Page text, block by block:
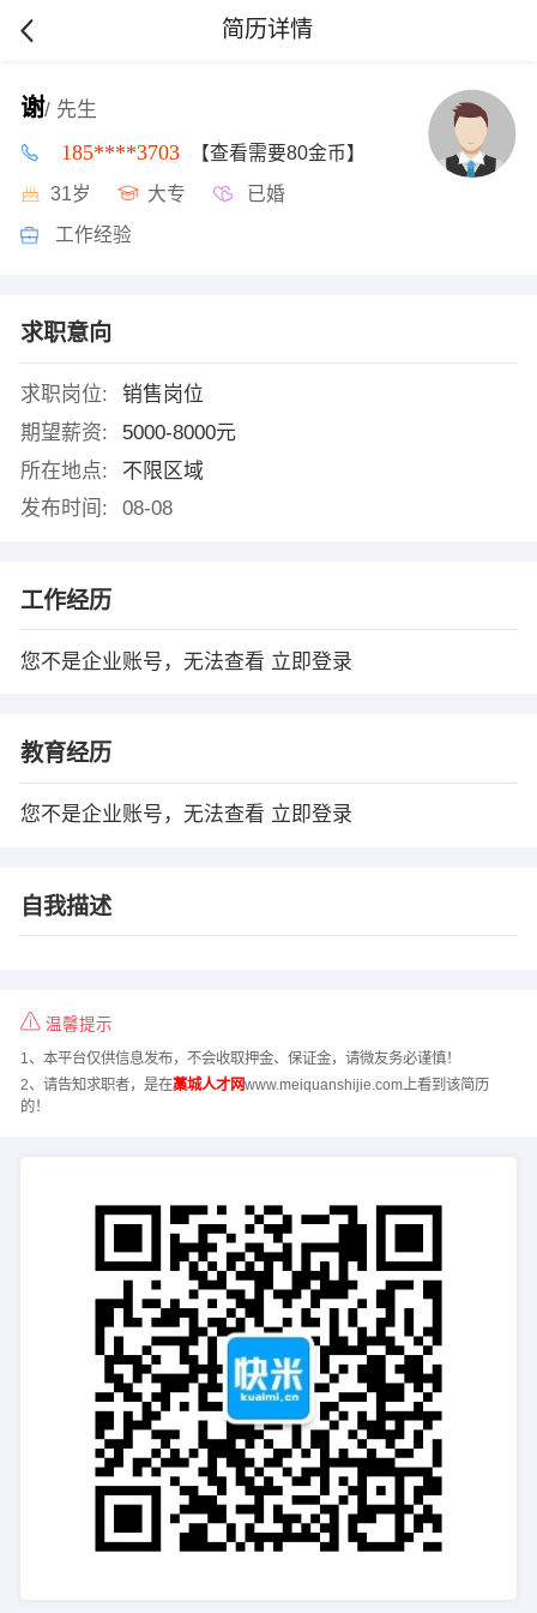
简历详情
谢/ 先生
185****3703 【查看需要80金币】
31岁 大专 已婚
工作经验
求职意向
求职岗位:
销售岗位
期望薪资:
5000-8000元
所在地点:
不限区域
发布时间:
08-08
工作经历
您不是企业账号，无法查看 立即登录
教育经历
您不是企业账号，无法查看 立即登录
自我描述
温馨提示
1、本平台仅供信息发布，不会收取押金、保证金，请微友务必谨慎！
2、请告知求职者，是在藁城人才网www.meiquanshijie.com上看到该简历
的！